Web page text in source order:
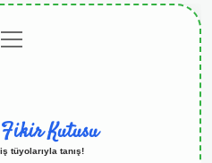
menüyü
aç
Kutusu
tüyolarıyla tanış!